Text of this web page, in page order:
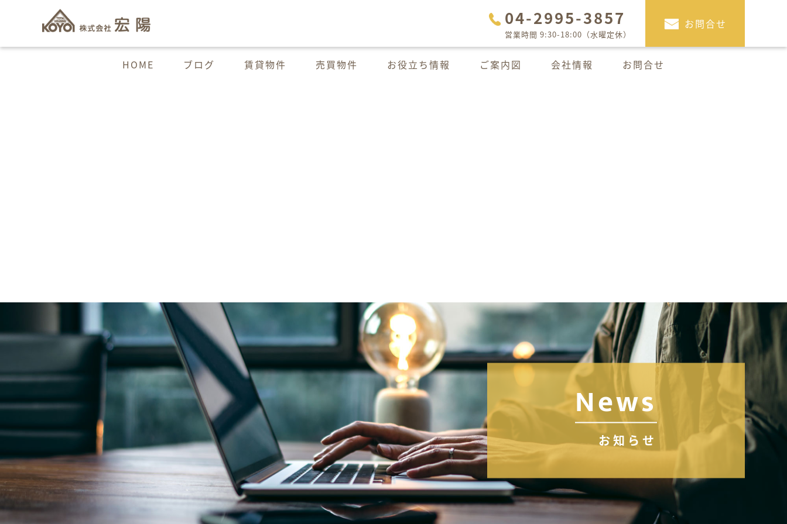
04-2995-3857
営業時間 9:30-18:00（水曜定休）
お問合せ
HOME ブログ 賃貸物件 売買物件 お役立ち情報 ご案内図 会社情報 お問合せ
News
お知らせ